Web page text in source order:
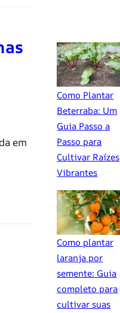
em
Como Plantar
Beterraba: Um
Guia Passo a
Passo para
Cultivar Raízes
Vibrantes
Como plantar
laranja por
semente: Guia
completo para
cultivar suas